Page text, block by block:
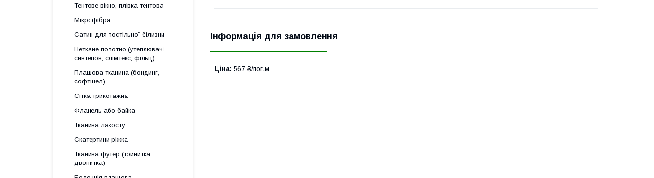
Інформація для замовлення
Ціна: 567 ₴/пог.м
Тентове вікно, плівка тентова
Мікрофібра
Сатин для постільної білизни
Неткане полотно (утеплювачі
синтепон, слімтекс, фільц)
Плащова тканина (бондинг,
софтшел)
Сітка трикотажна
Фланель або байка
Тканина лакосту
Скатертини ріжка
Тканина футер (тринитка,
двонитка)